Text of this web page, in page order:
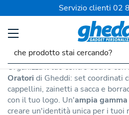
Servizio clienti 02
SPEDIZIONE
Gadget Estivi Personalizzati
Kit Campi Estivi e
Organizza il tuo centro estivo
Oratoridi Gheddi: set coordinati
cappellini, zainetti a sacca e
con il tuo logo. Un'ampia gamma
creare un'identità unica per i tuoi